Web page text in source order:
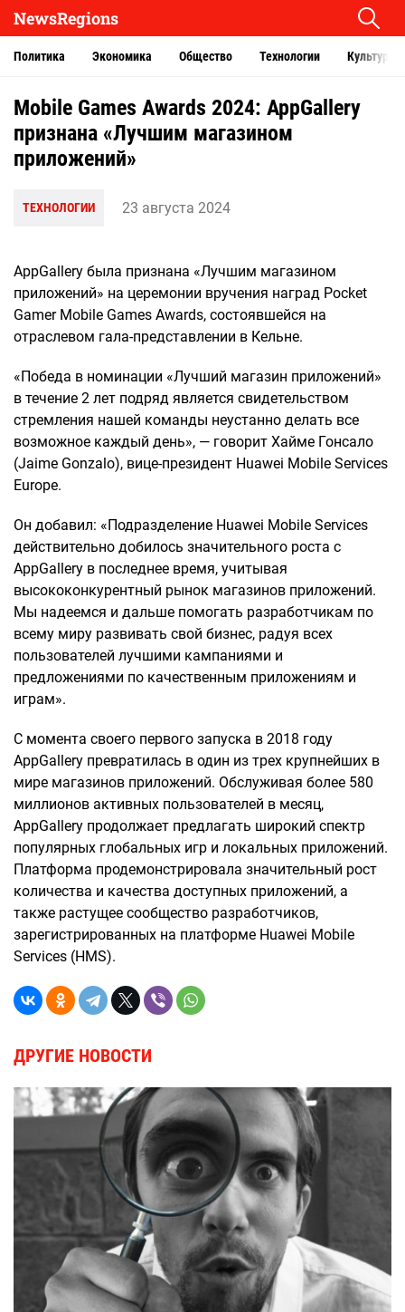
NewsRegions
Политика Экономика Общество Технологии Культура
Mobile Games Awards 2024: AppGallery
признана «Лучшим магазином
приложений»
ТЕХНОЛОГИИ 23 августа 2024
AppGallery была признана «Лучшим магазином
приложений» на церемонии вручения наград Pocket
Gamer Mobile Games Awards, состоявшейся на
отраслевом гала-представлении в Кельне.
«Победа в номинации «Лучший магазин приложений»
в течение 2 лет подряд является свидетельством
стремления нашей команды неустанно делать все
возможное каждый день», — говорит Хайме Гонсало
(Jaime Gonzalo), вице-президент Huawei Mobile Services
Europe.
Он добавил: «Подразделение Huawei Mobile Services
действительно добилось значительного роста с
AppGallery в последнее время, учитывая
высококонкурентный рынок магазинов приложений.
Мы надеемся и дальше помогать разработчикам по
всему миру развивать свой бизнес, радуя всех
пользователей лучшими кампаниями и
предложениями по качественным приложениям и
играм».
С момента своего первого запуска в 2018 году
AppGallery превратилась в один из трех крупнейших в
мире магазинов приложений. Обслуживая более 580
миллионов активных пользователей в месяц,
AppGallery продолжает предлагать широкий спектр
популярных глобальных игр и локальных приложений.
Платформа продемонстрировала значительный рост
количества и качества доступных приложений, а
также растущее сообщество разработчиков,
зарегистрированных на платформе Huawei Mobile
Services (HMS).
ДРУГИЕ НОВОСТИ